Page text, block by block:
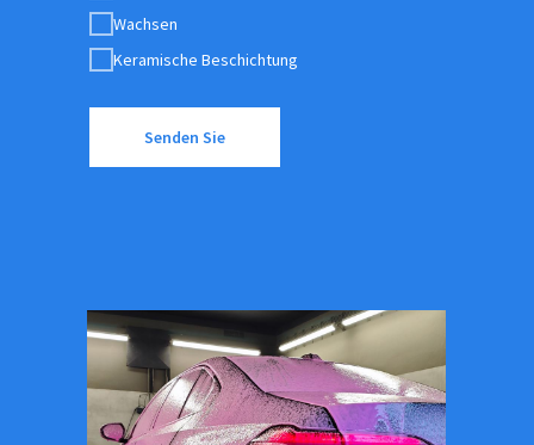
Wachsen
Keramische Beschichtung
Senden Sie